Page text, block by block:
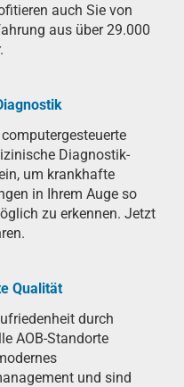
auch Sie von
aus über 29.000
Diagnostik-
um krankhafte
in Ihrem Auge so
zu erkennen. Jetzt
Qualität
durch
AOB-Standorte
und sind